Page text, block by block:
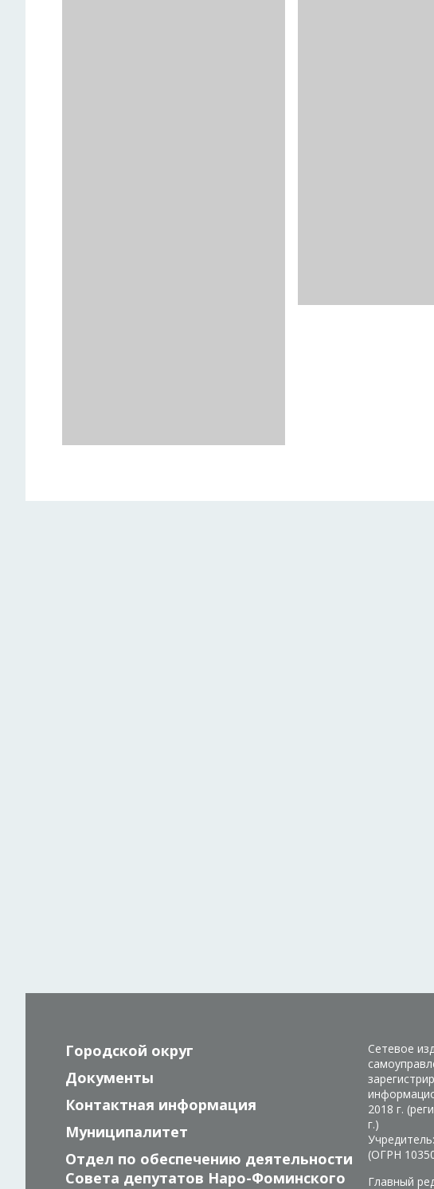
Городской округ
Документы
Контактная информация
Муниципалитет
Отдел по обеспечению деятельности
Совета депутатов Наро-Фоминского
Сетевое
2018 г.
г.)
(ОГРН
Главный